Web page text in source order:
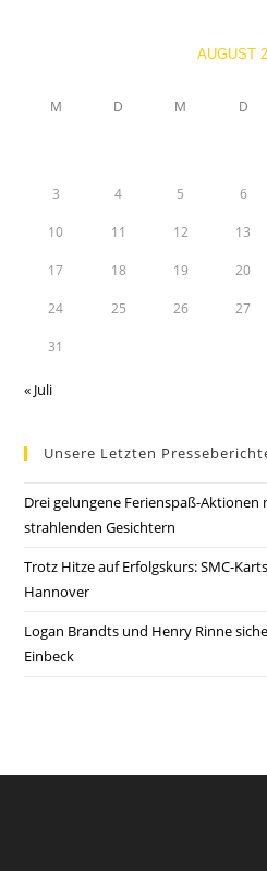
AUGUST
M D M D
3 4 5 6
10 11 12 13
17 18 19 20
24 25 26 27
31
« Juli
Unsere Letzten
Drei gelungene Ferienspaß-Aktionen
strahlenden Gesichtern
Trotz Hitze auf Erfolgskurs: SMC-
Hannover
Logan Brandts und Henry Rinne
Einbeck